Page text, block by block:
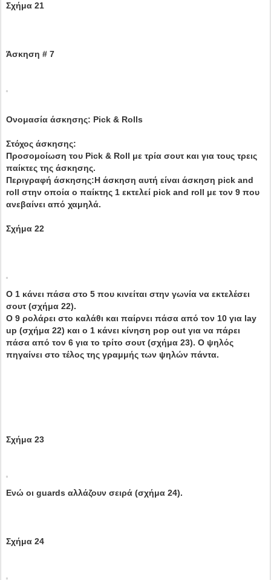
Σχήμα 21
Άσκηση # 7
Ονομασία άσκησης: Pick & Rolls
Στόχος άσκησης:
Προσομοίωση του Pick & Roll με τρία σουτ και για τους τρεις
παίκτες της άσκησης.
Περιγραφή άσκησης:Η άσκηση αυτή είναι άσκηση pick and
roll στην οποία ο παίκτης 1 εκτελεί pick and roll με τον 9 που
ανεβαίνει από χαμηλά.
Σχήμα 22
Ο 1 κάνει πάσα στο 5 που κινείται στην γωνία να εκτελέσει
σουτ (σχήμα 22).
Ο 9 ρολάρει στο καλάθι και παίρνει πάσα από τον 10 για lay
up (σχήμα 22) και ο 1 κάνει κίνηση pop out για να πάρει
πάσα από τον 6 για το τρίτο σουτ (σχήμα 23). Ο ψηλός
πηγαίνει στο τέλος της γραμμής των ψηλών πάντα.
Σχήμα 23
Ενώ οι guards αλλάζουν σειρά (σχήμα 24).
Σχήμα 24